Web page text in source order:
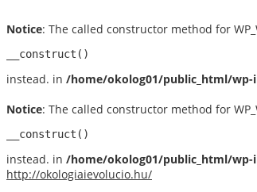
Notice: The called constructor method for
__construct()
instead. in /home/okolog01/public_html/wp-
Notice: The called constructor method for
__construct()
instead. in /home/okolog01/public_html/wp-
http://okologiaievolucio.hu/